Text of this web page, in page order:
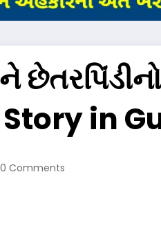
Story in
0 Comments